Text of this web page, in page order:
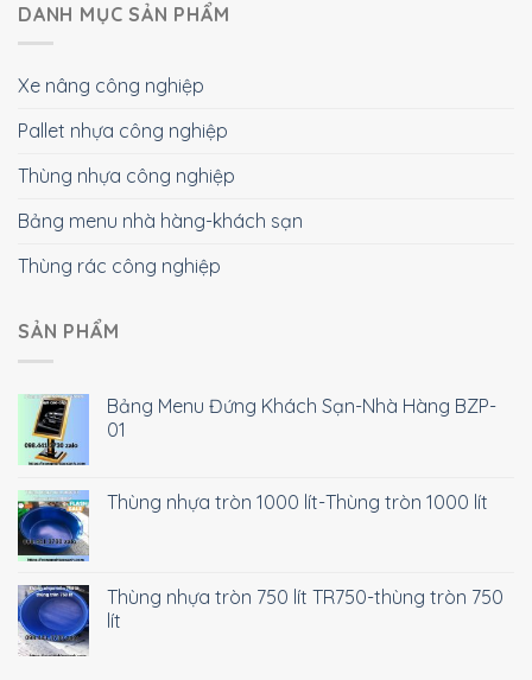
DANH MỤC SẢN PHẨM
Xe nâng công nghiệp
Pallet nhựa công nghiệp
Thùng nhựa công nghiệp
Bảng menu nhà hàng-khách sạn
Thùng rác công nghiệp
SẢN PHẨM
Bảng Menu Đứng Khách Sạn-Nhà Hàng BZP-
01
Thùng nhựa tròn 1000 lít-Thùng tròn 1000 lít
Thùng nhựa tròn 750 lít TR750-thùng tròn 750
lít